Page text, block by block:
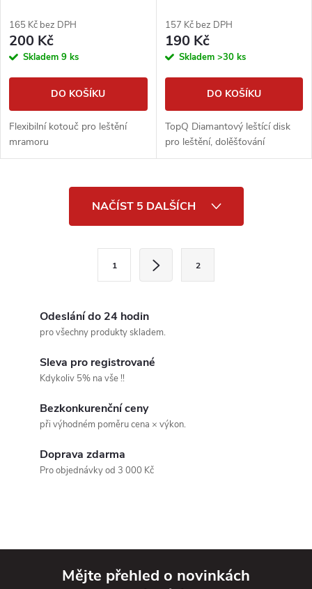
165 Kč bez DPH
200 Kč
Skladem 9 ks
DO KOŠÍKU
Flexibilní kotouč pro leštění
mramoru
157 Kč bez DPH
190 Kč
Skladem >30 ks
DO KOŠÍKU
TopQ Diamantový leštící disk
pro leštění, dolěšťování
NAČÍST 5 DALŠÍCH
1 2
Odeslání do 24 hodin
pro všechny produkty skladem.
Sleva pro registrované
Kdykoliv 5% na vše !!
Bezkonkurenční ceny
při výhodném poměru cena × výkon.
Doprava zdarma
Pro objednávky od 3 000 Kč
Mějte přehled o novinkách